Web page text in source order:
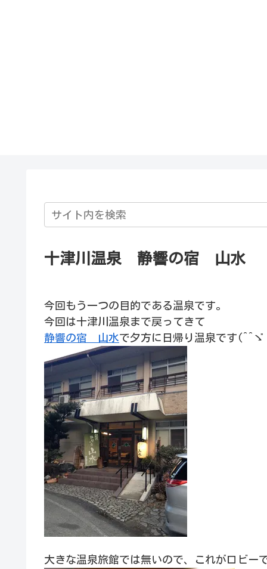
十津川温泉 静響の宿 山水
今回もう一つの目的である温泉です。
今回は十津川温泉まで戻ってきて
静響の宿 山水で夕方に日帰り温泉です(^^ゞ
大きな温泉旅館では無いので、これがロビーで